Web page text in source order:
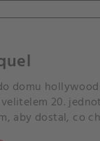
domu
20.
aby dostal, co